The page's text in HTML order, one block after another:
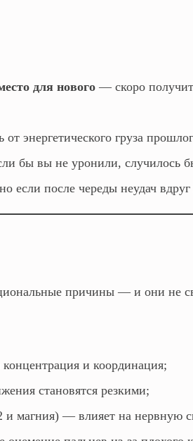
для нового— скоро
энергетического груза
бы вы не уронили, случилось
если после череды неудач вдруг
причины — и они не
и координация;
становятся резкими;
и магния) — влияет на нервную